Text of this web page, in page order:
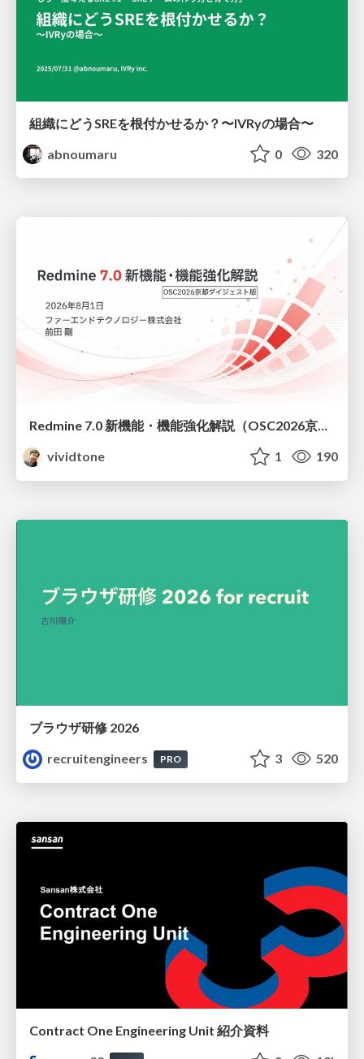
組織にどうSREを根付かせるか？〜IVRyの場合〜
abnoumaru
0 320
Redmine 7.0 新機能・機能強化解説（OSC2026京都ダイジェスト版）
vividtone
1 190
ブラウザ研修 2026
recruitengineers
PRO 3 520
Contract One Engineering Unit 紹介資料